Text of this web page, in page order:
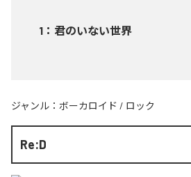
1 ： 君のいない世界
ジャンル： ボーカロイド / ロック
Re:D